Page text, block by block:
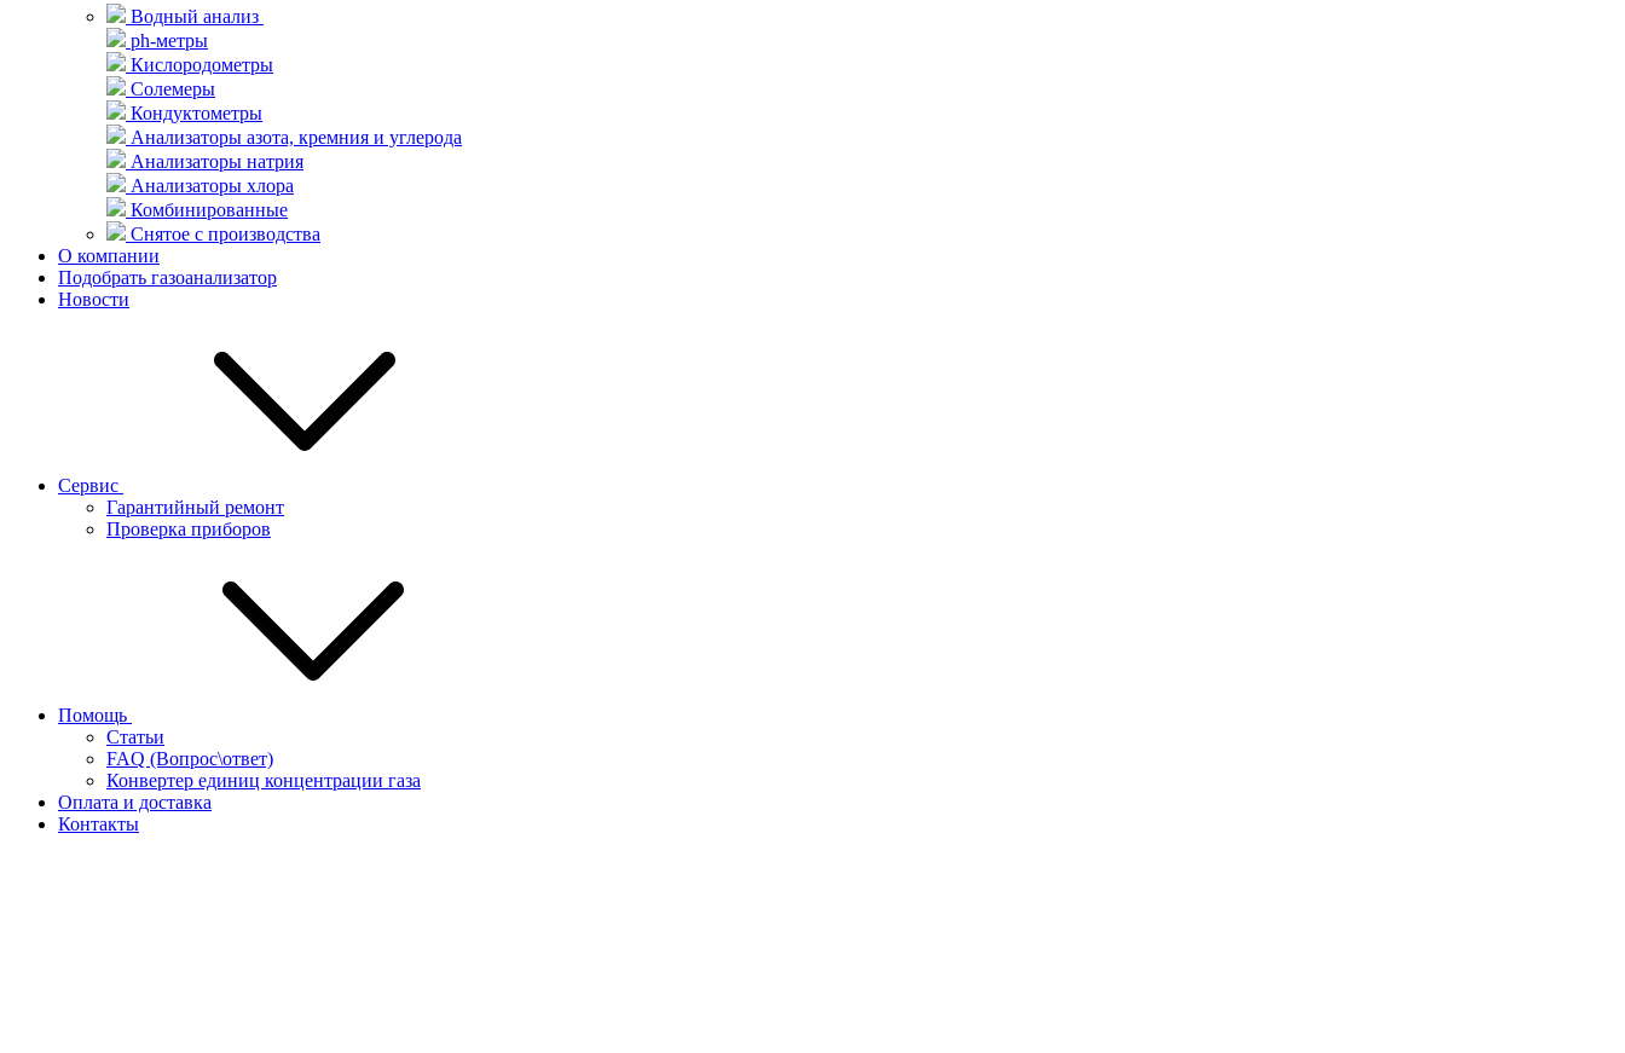
Водный анализ
ph-метры
Кислородометры
Солемеры
Кондуктометры
Анализаторы азота, кремния и углерода
Анализаторы натрия
Анализаторы хлора
Комбинированные
Снятое с производства
О компании
Подобрать газоанализатор
Новости
Сервис
Гарантийный ремонт
Проверка приборов
Помощь
Статьи
FAQ (Вопрос\ответ)
Конвертер единиц концентрации газа
Оплата и доставка
Контакты